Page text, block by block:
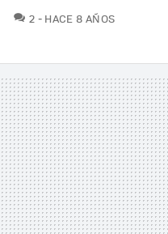
2 COMENTARIOS
HACE 8 AÑOS